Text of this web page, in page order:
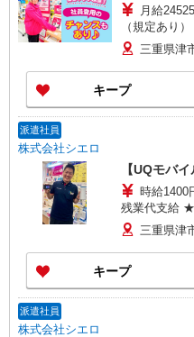
月給
（規定あり） ゜+゜・。○。・゜+゜・。○。・゜
+゜ 入社祝い金10
頂くと, イン
○。・゜+゜
三重県津
キープ
派遣社員
株式会社シエロ
【UQモバ
時給1400
残業代支給 ★交通費
+゜・。○。
有) お友達を紹介頂くと, インセンティブ支給(規定
有) ★月2回払い・週払い可能（規程有）★ ゜・。
○。・゜+゜
三重県津
キープ
派遣社員
株式会社シエロ